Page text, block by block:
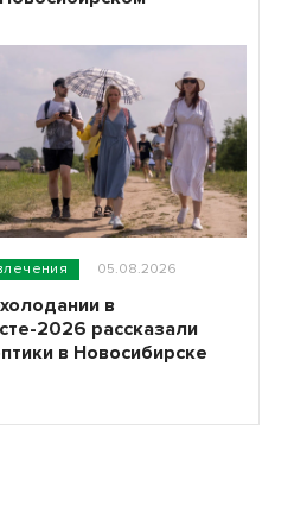
05.08.2026
в
2026 рассказали
в Новосибирске